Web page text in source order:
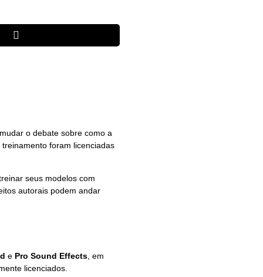
o debate sobre como a
foram licenciadas
seus modelos com
autorais podem andar
e Pro Sound Effects , em
licenciados.